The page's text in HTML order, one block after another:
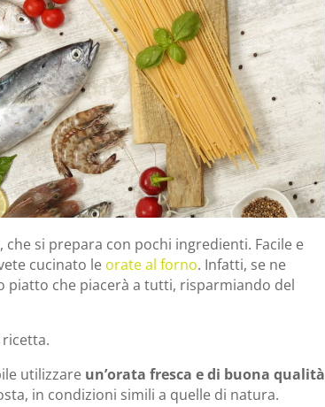
si prepara con pochi ingredienti. Facile e
cucinato le orate al forno. Infatti, se ne
che piacerà a tutti, risparmiando del
utilizzare un’orata fresca e di buona qualità
in condizioni simili a quelle di natura.